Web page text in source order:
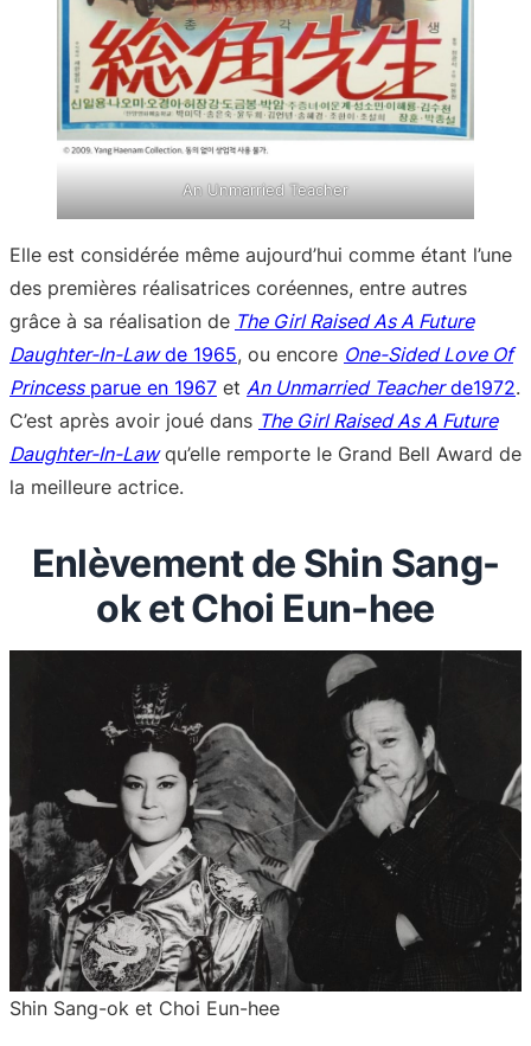
An Unmarried Teacher
Elle est considérée même aujourd’hui comme étant l’une
des premières réalisatrices coréennes, entre autres
grâce à sa réalisation de The Girl Raised As A Future
Daughter-In-Lawde 1965, ou encore One-Sided Love Of
Princessparue en 1967 et An Unmarried Teacherde1972.
C’est après avoir joué dans The Girl Raised As A Future
Daughter-In-Lawqu’elle remporte le Grand Bell Award de
la meilleure actrice.
Enlèvement de Shin Sang-
ok et Choi Eun-hee
Shin Sang-ok et Choi Eun-hee